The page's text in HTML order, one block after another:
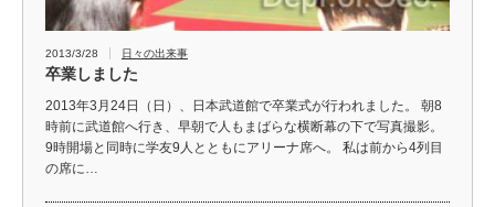
2013/3/28 日々の出来事
卒業しました
2013年3月24日（日）、日本武道館で卒業式が行われました。 朝8
時前に武道館へ行き、早朝で人もまばらな横断幕の下で写真撮影。
9時開場と同時に学友9人とともにアリーナ席へ。 私は前から4列目
の席に…